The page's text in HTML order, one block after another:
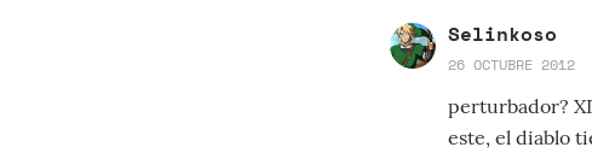
Selinkoso
26 OCTUBRE 2012
perturbador?
este, el diablo